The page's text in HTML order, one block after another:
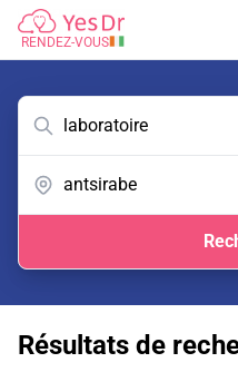
RENDEZ-VOUS
Résultats de